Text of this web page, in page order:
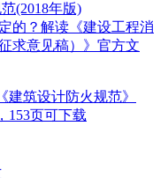
(2018年版)
的？解读《建设工程消
求意见稿）》官方文
《建筑设计防火规范》
153页可下载